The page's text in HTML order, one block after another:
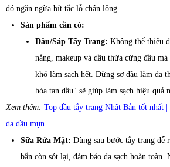
đó ngăn ngừa bít tắc lỗ chân lông.
Sản phẩm cần có:
Dầu/Sáp Tẩy Trang: Không thể thiếu
nắng, makeup và dầu thừa cứng đầu
khó làm sạch hết. Đừng sợ dầu làm da
hòa tan dầu" sẽ giúp làm sạch hiệu quả
Xem thêm: Top dầu tẩy trang Nhật Bản tốt nhất
da dầu mụn
Sữa Rửa Mặt: Dùng sau bước tẩy trang để
bẩn còn sót lại, đảm bảo da sạch hoàn